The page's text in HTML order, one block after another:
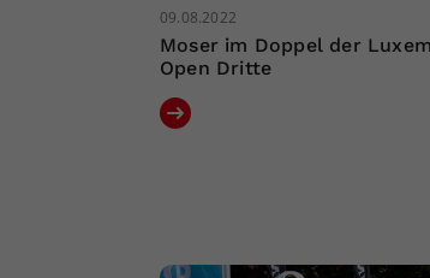
09.08.2022
Moser im Doppel der
Open Dritte